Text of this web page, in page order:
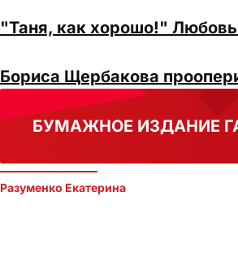
"Таня, как хорошо!" Любовь
Бориса Щербакова
БУМАЖНОЕ ИЗДАНИЕ
Разуменко Екатерина